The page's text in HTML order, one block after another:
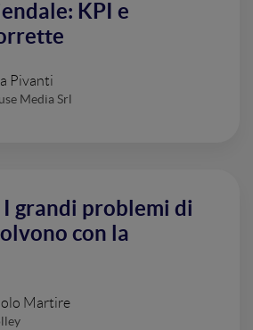
KPI e
Pivanti
Media Srl
I grandi problemi di
con la
Martire